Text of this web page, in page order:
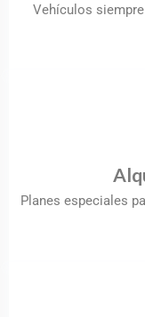
Vehículos
Planes especiales